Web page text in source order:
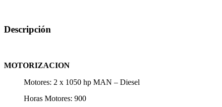
Descripción
MOTORIZACION
Motores: 2 x 1050 hp MAN – Diesel
Horas Motores: 900